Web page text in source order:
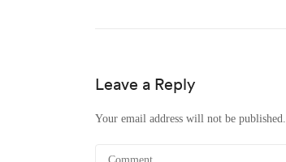
Leave a Reply
Your email address will not be published.